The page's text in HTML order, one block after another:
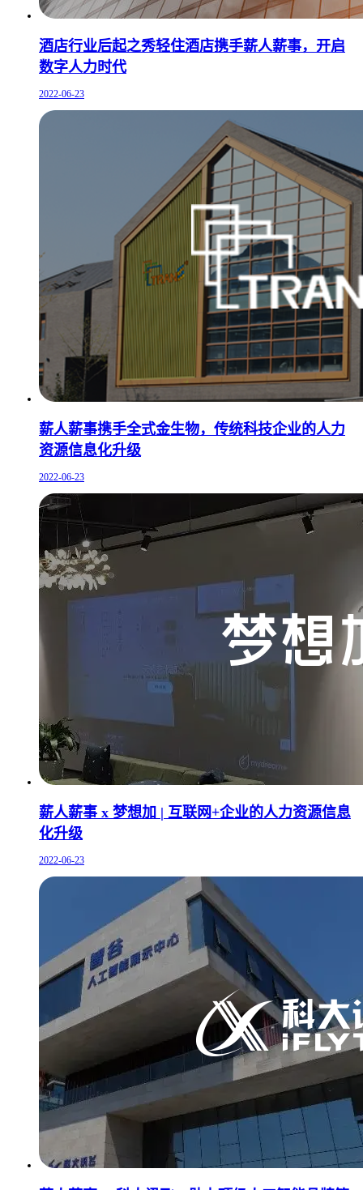
酒店行业后起之秀轻住酒店携手薪人薪事，开启
数字人力时代
2022-06-23
薪人薪事携手全式金生物，传统科技企业的人力
资源信息化升级
2022-06-23
薪人薪事 x 梦想加 | 互联网+企业的人力资源信息
化升级
2022-06-23